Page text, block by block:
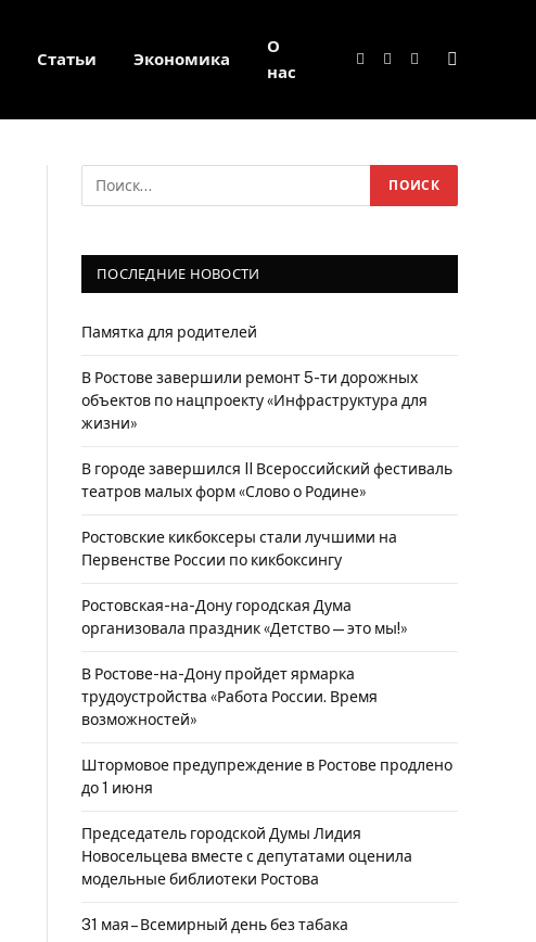
Статьи Экономика
О
нас
Facebook
TwitterInstagram
ПОСЛЕДНИЕ НОВОСТИ
Памятка для родителей
В Ростове завершили ремонт 5-ти дорожных
объектов по нацпроекту «Инфраструктура для
жизни»
В городе завершился II Всероссийский фестиваль
театров малых форм «Слово о Родине»
Ростовские кикбоксеры стали лучшими на
Первенстве России по кикбоксингу
Ростовская-на-Дону городская Дума
организовала праздник «Детство — это мы!»
В Ростове-на-Дону пройдет ярмарка
трудоустройства «Работа России. Время
возможностей»
Штормовое предупреждение в Ростове продлено
до 1 июня
Председатель городской Думы Лидия
Новосельцева вместе с депутатами оценила
модельные библиотеки Ростова
31 мая – Всемирный день без табака